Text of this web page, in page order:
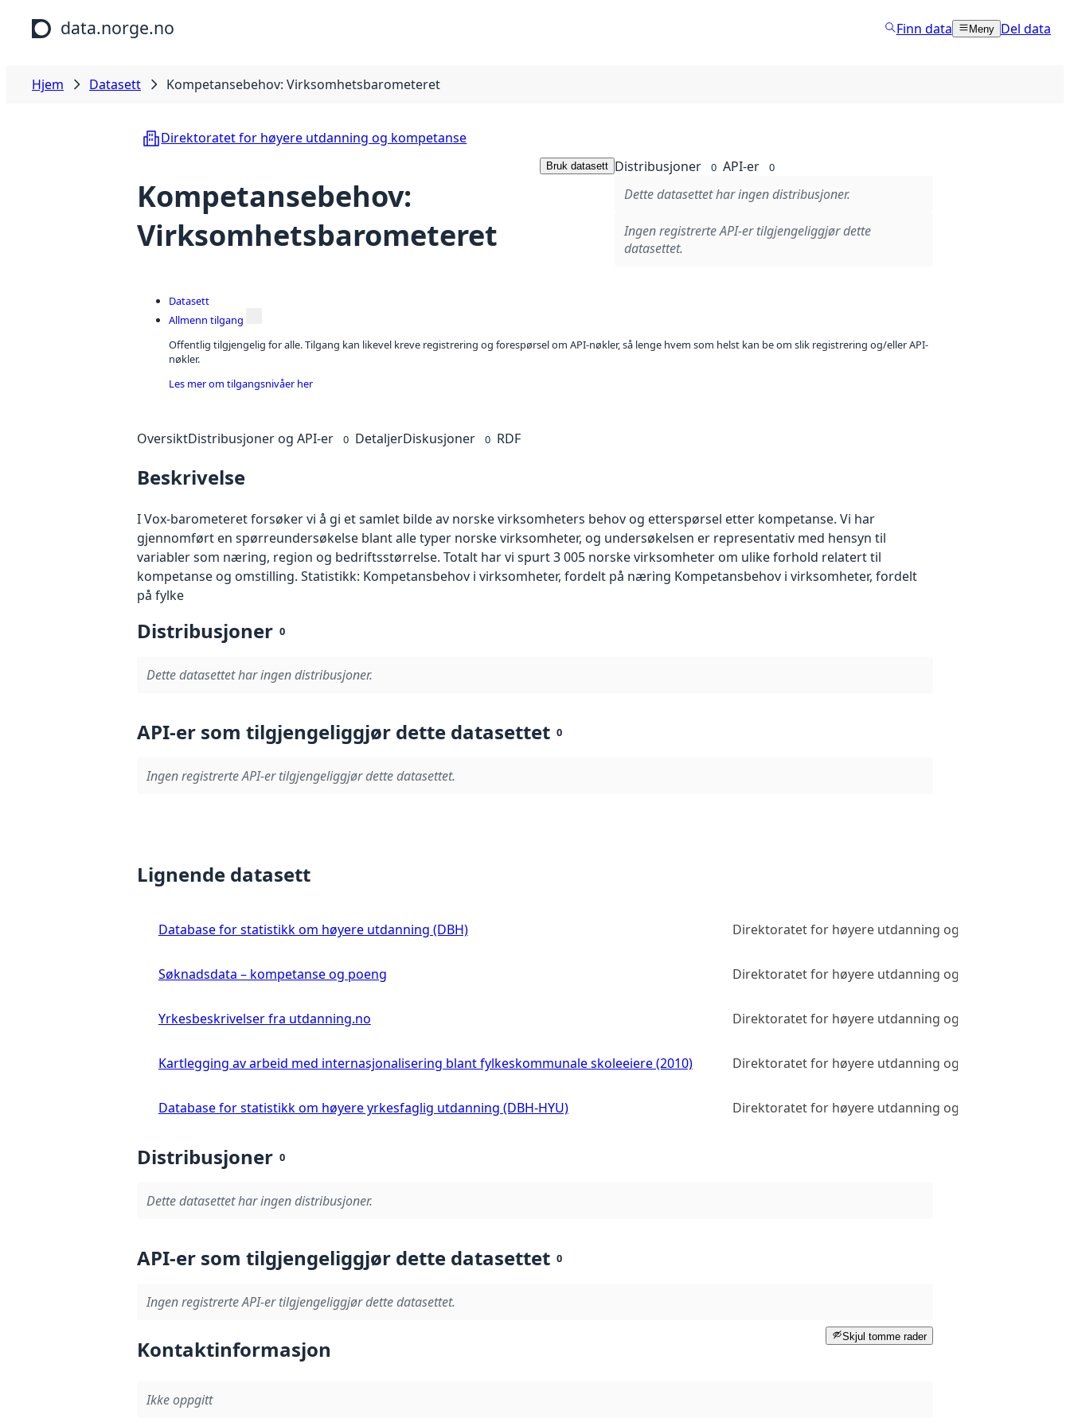
Hopp til hovedinnhold
data.norge.no Finn data Meny Del data
Hjem Datasett Kompetansebehov: Virksomhetsbarometeret
Direktoratet for høyere utdanning og kompetanse
Kompetansebehov:
Virksomhetsbarometeret
Bruk datasett Distribusjoner 0 API-er 0
Dette datasettet har ingen distribusjoner.
Ingen registrerte API-er tilgjengeliggjør dette
datasettet.
Datasett
Allmenn tilgang
Offentlig tilgjengelig for alle. Tilgang kan likevel kreve registrering og forespørsel om API-nøkler, så lenge hvem som helst kan be om slik registrering og/eller API-
nøkler.
Les mer om tilgangsnivåer her
OversiktDistribusjoner og API-er 0 DetaljerDiskusjoner 0 RDF
Beskrivelse
I Vox-barometeret forsøker vi å gi et samlet bilde av norske virksomheters behov og etterspørsel etter kompetanse. Vi har
gjennomført en spørreundersøkelse blant alle typer norske virksomheter, og undersøkelsen er representativ med hensyn til
variabler som næring, region og bedriftsstørrelse. Totalt har vi spurt 3 005 norske virksomheter om ulike forhold relatert til
kompetanse og omstilling. Statistikk: Kompetansbehov i virksomheter, fordelt på næring Kompetansbehov i virksomheter, fordelt
på fylke
Distribusjoner 0
Dette datasettet har ingen distribusjoner.
API-er som tilgjengeliggjør dette datasettet 0
Ingen registrerte API-er tilgjengeliggjør dette datasettet.
Lignende datasett
Database for statistikk om høyere utdanning (DBH) Direktoratet for høyere utdanning og kompetanse
Søknadsdata – kompetanse og poeng Direktoratet for høyere utdanning og kompetanse
Yrkesbeskrivelser fra utdanning.no Direktoratet for høyere utdanning og kompetanse
Kartlegging av arbeid med internasjonalisering blant fylkeskommunale skoleeiere (2010) Direktoratet for høyere utdanning og kompetanse
Database for statistikk om høyere yrkesfaglig utdanning (DBH-HYU) Direktoratet for høyere utdanning og kompetanse
Distribusjoner 0
Dette datasettet har ingen distribusjoner.
API-er som tilgjengeliggjør dette datasettet 0
Ingen registrerte API-er tilgjengeliggjør dette datasettet.
Skjul tomme rader
Kontaktinformasjon
Ikke oppgitt